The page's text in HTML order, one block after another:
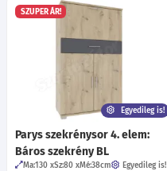
SZUPER ÁR!
Egyedileg is!
Parys szekrénysor 4. elem:
Báros szekrény BL
Ma:130 Sz:80 Mé:38cm
Egyedileg is!